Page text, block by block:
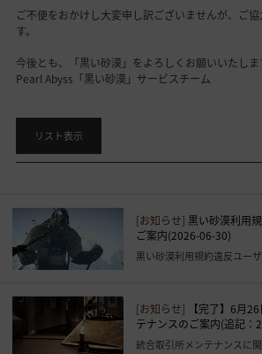
ご不便をおかけし大変申し訳ございませんが、ご
す。
今後とも、「黒い砂漠」をよろしくお願いいたしま
Pearl Abyss「黒い砂漠」サービスチーム
リスト表示
[お知らせ] 黒い砂漠利用
ご案内(2026-06-30)
黒い砂漠利用規約違反ユー
[お知らせ]
【完了】6月
テナンスのご案内(追記：
統合取引所メンテナンスに関